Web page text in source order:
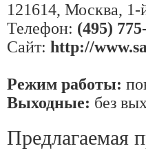
121614, Москва,
Телефон: (495)
Сайт: http://
Режим работы:
Выходные: без
Предлагаемая